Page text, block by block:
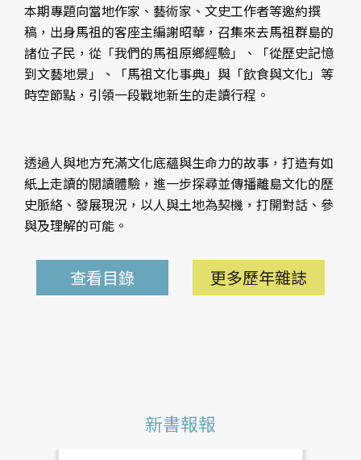
本期專題向當地作家、藝術家、文史工作者等邀約撰
稿，出身馬祖的客座主編謝昭華，召集來去馬祖群島的
諸位子民，從「我們的馬祖原鄉經驗」、「從歷史記憶
到文藝地景」、「馬祖文化事典」與「飲食與文化」等
時空節點，引領一段戰地新生的走讀行程。
透過人與地方充滿文化底蘊與生命力的故事，打造有如
紙上走讀的閱讀體驗，進一步探尋並傳播離島文化的歷
史脈絡、發展現況，以人與土地為契機，打開對話、參
與及理解的可能。
查看目錄 更多歷年雜誌
新書報報